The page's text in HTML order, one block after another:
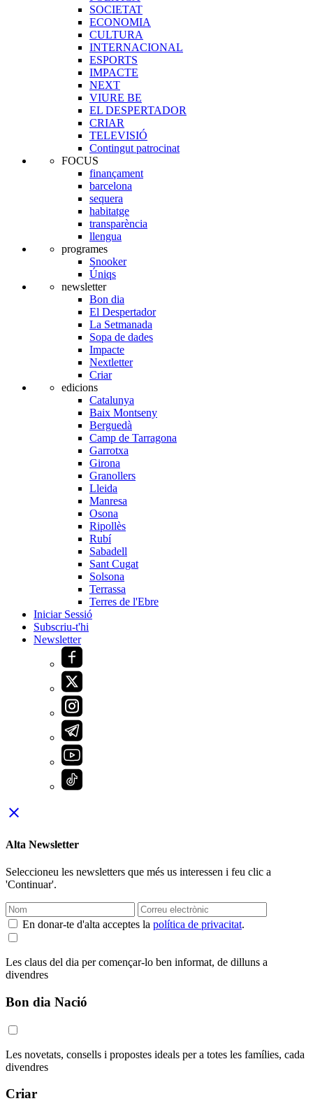
SOCIETAT
ECONOMIA
CULTURA
INTERNACIONAL
ESPORTS
IMPACTE
NEXT
VIURE BE
EL DESPERTADOR
CRIAR
TELEVISIÓ
Contingut patrocinat
FOCUS
finançament
barcelona
sequera
habitatge
transparència
llengua
programes
Snooker
Úniqs
newsletter
Bon dia
El Despertador
La Setmanada
Sopa de dades
Impacte
Nextletter
Criar
edicions
Catalunya
Baix Montseny
Berguedà
Camp de Tarragona
Garrotxa
Girona
Granollers
Lleida
Manresa
Osona
Ripollès
Rubí
Sabadell
Sant Cugat
Solsona
Terrassa
Terres de l'Ebre
Iniciar Sessió
Subscriu-t'hi
Newsletter
close
Alta Newsletter
Seleccioneu les newsletters que més us interessen i feu clic a
'Continuar'.
En donar-te d'alta acceptes la política de privacitat.
Les claus del dia per començar-lo ben informat, de dilluns a
divendres
Bon dia Nació
Les novetats, consells i propostes ideals per a totes les famílies, cada
divendres
Criar